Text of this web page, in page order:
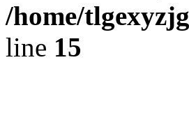
/home/
line 15